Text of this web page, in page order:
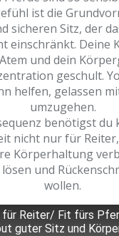
ist die
sicheren Sitz, der
einschränkt. Deine
und dein
geschult.
helfen, gelassen
umzugehen.
benötigst du
nicht nur für
Körperhaltung
und
wollen.
für Reiter/ Fit fürs
guter Sitz und